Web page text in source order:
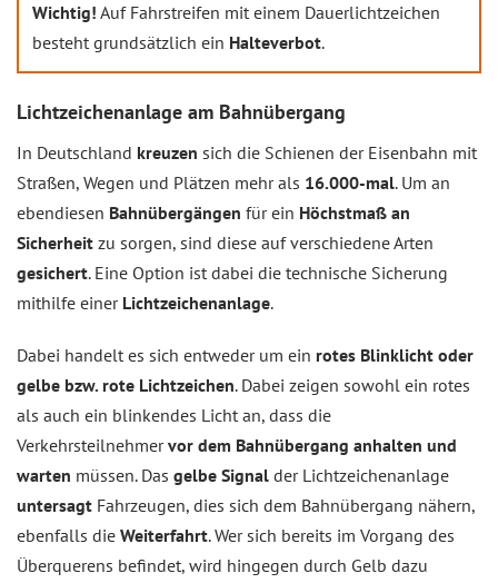
Wichtig! Auf Fahrstreifen mit einem Dauerlichtzeichen
besteht grundsätzlich ein Halteverbot.
Lichtzeichenanlage am Bahnübergang
In Deutschland kreuzen sich die Schienen der Eisenbahn mit
Straßen, Wegen und Plätzen mehr als 16.000-mal. Um an
ebendiesen Bahnübergängen für ein Höchstmaß an
Sicherheit zu sorgen, sind diese auf verschiedene Arten
gesichert. Eine Option ist dabei die technische Sicherung
mithilfe einer Lichtzeichenanlage.
Dabei handelt es sich entweder um ein rotes Blinklicht oder
gelbe bzw. rote Lichtzeichen. Dabei zeigen sowohl ein rotes
als auch ein blinkendes Licht an, dass die
Verkehrsteilnehmervor dem Bahnübergang anhalten und
warten müssen. Das gelbe Signal der Lichtzeichenanlage
untersagt Fahrzeugen, dies sich dem Bahnübergang nähern,
ebenfalls die Weiterfahrt. Wer sich bereits im Vorgang des
Überquerens befindet, wird hingegen durch Gelb dazu